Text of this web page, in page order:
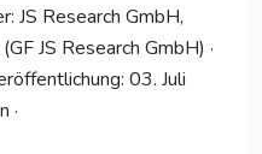
JS Research GmbH,
JS Research GmbH) ·
03. Juli
·